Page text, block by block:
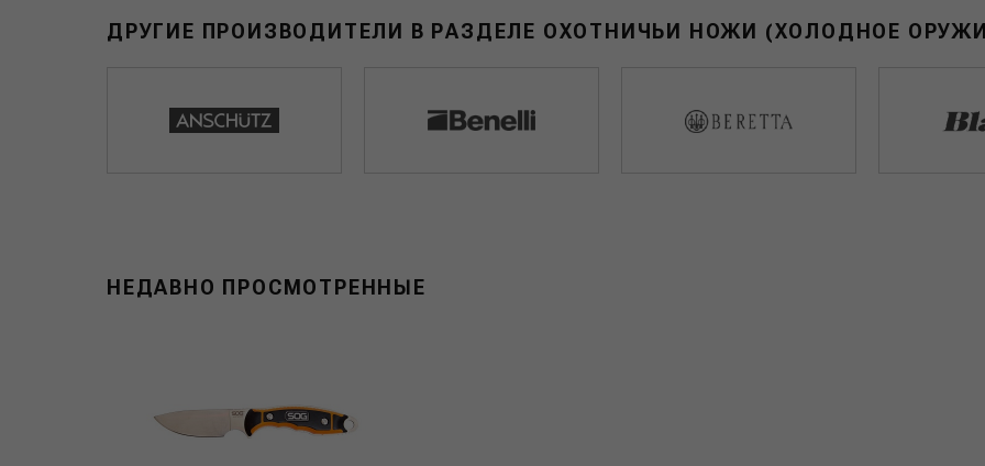
ДРУГИЕ ПРОИЗВОДИТЕЛИ В РАЗДЕЛЕ ОХОТНИЧЬИ НОЖИ (ХОЛОДНОЕ
НЕДАВНО ПРОСМОТРЕННЫЕ